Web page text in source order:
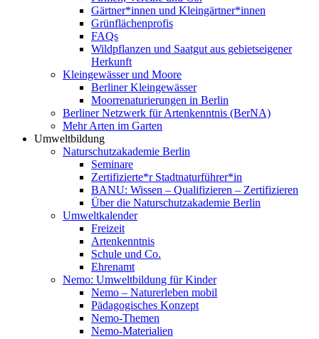
Gärtner*innen und Kleingärtner*innen
Grünflächenprofis
FAQs
Wildpflanzen und Saatgut aus gebietseigener
Herkunft
Kleingewässer und Moore
Berliner Kleingewässer
Moorrenaturierungen in Berlin
Berliner Netzwerk für Artenkenntnis (BerNA)
Mehr Arten im Garten
Umweltbildung
Naturschutzakademie Berlin
Seminare
Zertifizierte*r Stadtnaturführer*in
BANU: Wissen – Qualifizieren – Zertifizieren
Über die Naturschutzakademie Berlin
Umweltkalender
Freizeit
Artenkenntnis
Schule und Co.
Ehrenamt
Nemo: Umweltbildung für Kinder
Nemo – Naturerleben mobil
Pädagogisches Konzept
Nemo-Themen
Nemo-Materialien